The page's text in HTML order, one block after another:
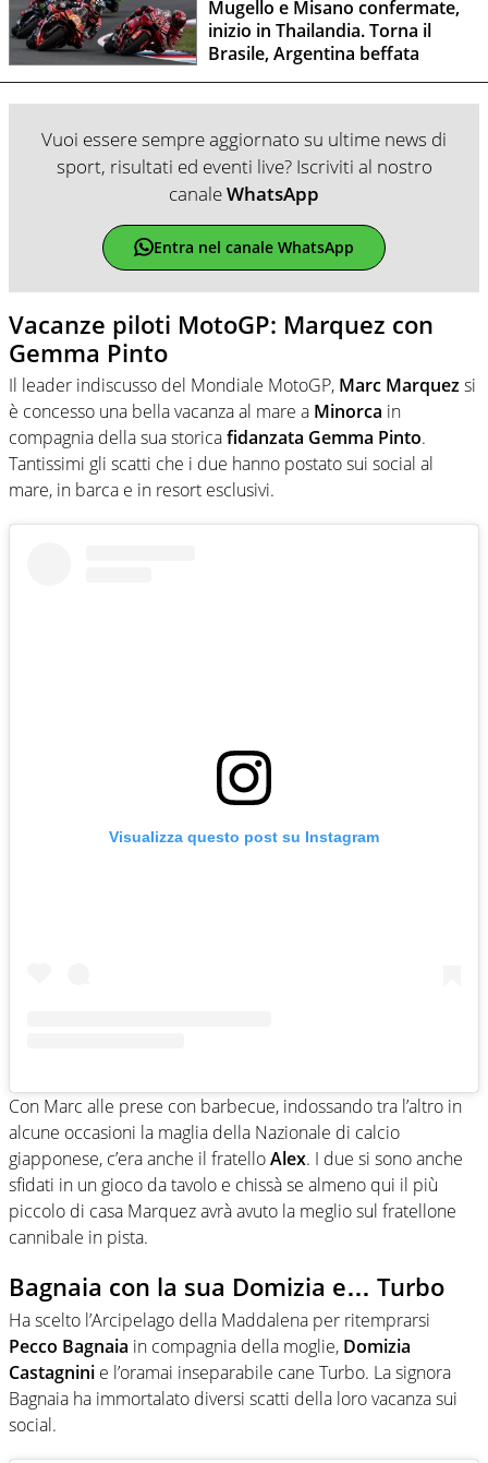
Mugello e Misano confermate,
inizio in Thailandia. Torna il
Brasile, Argentina beffata
Vuoi essere sempre aggiornato su ultime news di
sport, risultati ed eventi live? Iscriviti al nostro
canaleWhatsApp
Entra nel canale WhatsApp
Vacanze piloti MotoGP: Marquez con
Gemma Pinto
Il leader indiscusso del Mondiale MotoGP, Marc Marquezsi
è concesso una bella vacanza al mare a Minorca in
compagnia della sua storicafidanzata Gemma Pinto.
Tantissimi gli scatti che i due hanno postato sui social al
mare, in barca e in resort esclusivi.
Visualizza questo post su Instagram
Con Marc alle prese con barbecue, indossando tra l’altro in
alcune occasioni la maglia della Nazionale di calcio
giapponese, c’era anche il fratelloAlex. I due si sono anche
sfidati in un gioco da tavolo e chissà se almeno qui il più
piccolo di casa Marquez avrà avuto la meglio sul fratellone
cannibale in pista.
Bagnaia con la sua Domizia e… Turbo
Ha scelto l’Arcipelago della Maddalena per ritemprarsi
Pecco Bagnaia in compagnia della moglie, Domizia
Castagnini e l’oramai inseparabile cane Turbo. La signora
Bagnaia ha immortalato diversi scatti della loro vacanza sui
social.